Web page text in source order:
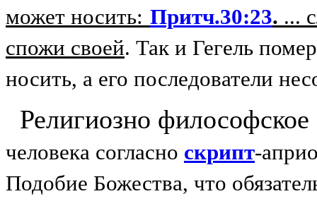
может носить: Притч.30:23. ...
с­по­жи своей. Так и Гегель
носить, а его последователи
Религиозно
человека согласно скрипт-
Подобие Божества, что